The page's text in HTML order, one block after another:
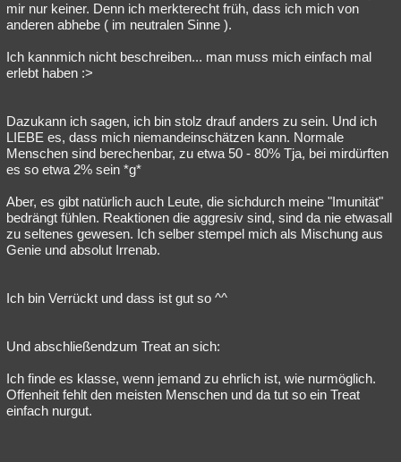
mir nur keiner. Denn ich merkterecht früh, dass ich mich von
anderen abhebe ( im neutralen Sinne ).
Ich kannmich nicht beschreiben... man muss mich einfach mal
erlebt haben :>
Dazukann ich sagen, ich bin stolz drauf anders zu sein. Und ich
LIEBE es, dass mich niemandeinschätzen kann. Normale
Menschen sind berechenbar, zu etwa 50 - 80% Tja, bei mirdürften
es so etwa 2% sein *g*
Aber, es gibt natürlich auch Leute, die sichdurch meine "Imunität"
bedrängt fühlen. Reaktionen die aggresiv sind, sind da nie etwasall
zu seltenes gewesen. Ich selber stempel mich als Mischung aus
Genie und absolut Irrenab.
Ich bin Verrückt und dass ist gut so ^^
Und abschließendzum Treat an sich:
Ich finde es klasse, wenn jemand zu ehrlich ist, wie nurmöglich.
Offenheit fehlt den meisten Menschen und da tut so ein Treat
einfach nurgut.